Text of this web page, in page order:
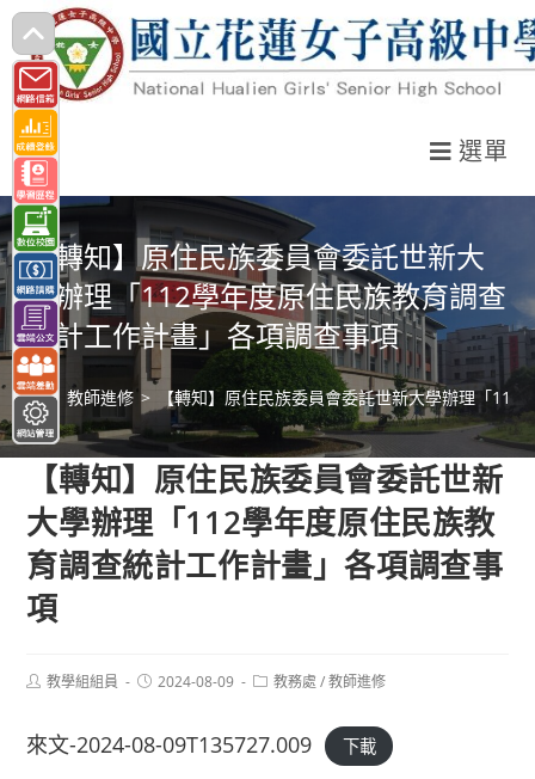
跳
轉
至
主
要
內
容
選單
【轉知】原住民族委員會委託世新大
學辦理「112學年度原住民族教育調查
統計工作計畫」各項調查事項
> 教師進修 > 【轉知】原住民族委員會委託世新大學辦理「
【轉知】原住民族委員會委託世新
大學辦理「112學年度原住民族教
育調查統計工作計畫」各項調查事
項
Post教學組組員
Post2024-08-09
Post教務處 / 教師進修
來文-2024-08-09T135727.009 下載